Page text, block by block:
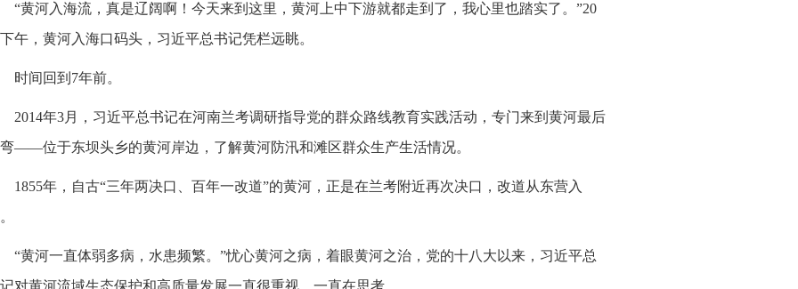
“黄河入海流，真是辽阔啊！今天来到这里，黄河上中下游就都走到了，我心里也踏实了。”20
午，黄河入海口码头，习近平总书记凭栏远眺。
时间回到7年前。
2014年3月，习近平总书记在河南兰考调研指导党的群众路线教育实践活动，专门来到黄河最后
——位于东坝头乡的黄河岸边，了解黄河防汛和滩区群众生产生活情况。
1855年，自古“三年两决口、百年一改道”的黄河，正是在兰考附近再次决口，改道从东营入
“黄河一直体弱多病，水患频繁。”忧心黄河之病，着眼黄河之治，党的十八大以来，习近平总
对黄河流域生态保护和高质量发展一直很重视、一直在思考。